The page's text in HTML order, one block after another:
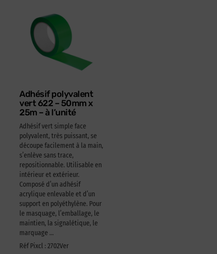
Adhésif polyvalent
vert 622 – 50mm x
25m – à l’unité
Adhésif vert simple face
polyvalent, très puissant, se
découpe facilement à la main,
s’enlève sans trace,
repositionnable. Utilisable en
intérieur et extérieur.
Composé d’un adhésif
acrylique enlevable et d’un
support en polyéthylène. Pour
le masquage, l’emballage, le
maintien, la signalétique, le
marquage …
Réf Pixcl : 2702Ver